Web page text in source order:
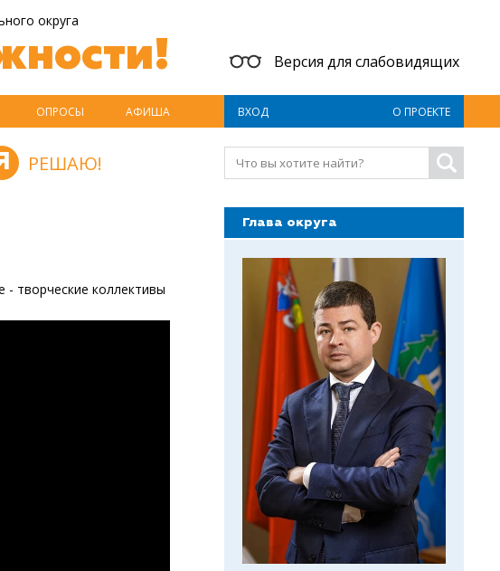
округа
Версия для слабовидящих
ОПРОСЫ АФИША ВХОД О ПРОЕКТЕ
РЕШАЮ!
творческие коллективы
Глава округа